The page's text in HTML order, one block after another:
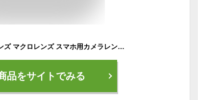
セルカレンズ 広角レンズ マクロレンズ スマホ用カメラレンズ 魚眼 クリップ 3点セット iPhone android 多機種対応 自撮り インスタ 安い 激安 LUPIS ルピス
品をサイトでみる